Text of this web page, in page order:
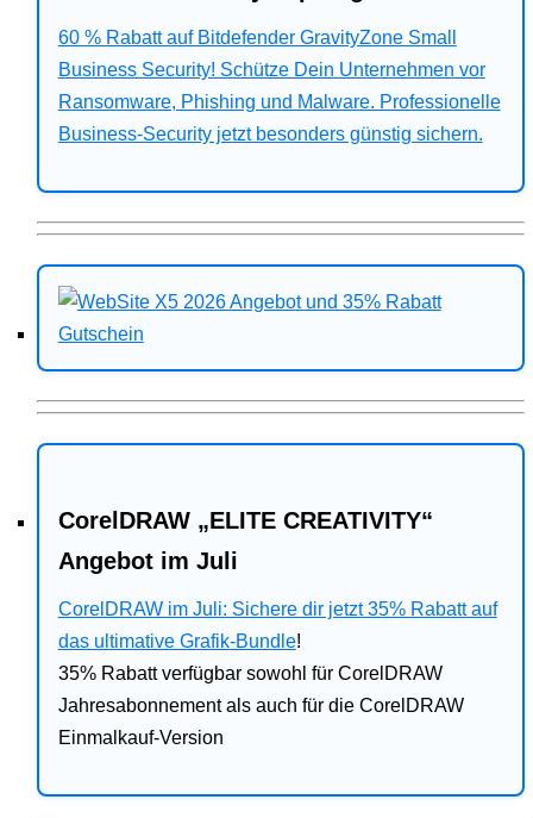
60 % Rabatt auf Bitdefender GravityZone Small
Business Security! Schütze Dein Unternehmen vor
Ransomware, Phishing und Malware. Professionelle
Business-Security jetzt besonders günstig sichern.
CorelDRAW „ELITE CREATIVITY“
Angebot im Juli
CorelDRAW im Juli: Sichere dir jetzt 35% Rabatt auf
das ultimative Grafik-Bundle!
35% Rabatt verfügbar sowohl für CorelDRAW
Jahresabonnement als auch für die CorelDRAW
Einmalkauf-Version